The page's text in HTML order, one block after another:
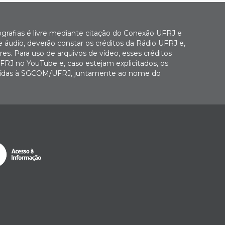
é livre mediante citação do Conexão UFRJ e
deverão constar os créditos da Rádio UFRJ e,
Para uso de arquivos de vídeo, esses créditos
no YouTube e, caso estejam explicitados, os
à SGCOM/UFRJ, juntamente ao nome do